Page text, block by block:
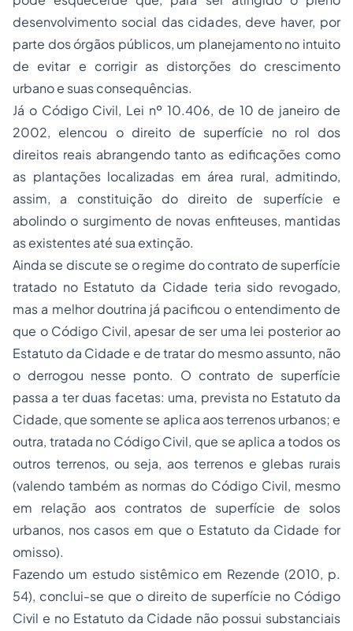
desenvolvimento social das cidades, deve haver, por
parte dos órgãos públicos, um planejamento no intuito
de evitar e corrigir as distorções do crescimento
urbano e suas consequências.
Já o Código Civil, Lei nº 10.406, de 10 de janeiro de
2002, elencou o direito de superfície no rol dos
direitos reais abrangendo tanto as edificações como
as plantações localizadas em área rural, admitindo,
assim, a constituição do direito de superfície e
abolindo o surgimento de novas enfiteuses, mantidas
as existentes até sua extinção.
Ainda se discute se o regime do contrato de superfície
tratado no Estatuto da Cidade teria sido revogado,
mas a melhor doutrina já pacificou o entendimento de
que o Código Civil, apesar de ser uma lei posterior ao
Estatuto da Cidade e de tratar do mesmo assunto, não
o derrogou nesse ponto. O contrato de superfície
passa a ter duas facetas: uma, prevista no Estatuto da
Cidade, que somente se aplica aos terrenos urbanos; e
outra, tratada no Código Civil, que se aplica a todos os
outros terrenos, ou seja, aos terrenos e glebas rurais
(valendo também as normas do Código Civil, mesmo
em relação aos contratos de superfície de solos
urbanos, nos casos em que o Estatuto da Cidade for
omisso).
Fazendo um estudo sistêmico em Rezende (2010, p.
54), conclui-se que o direito de superfície no Código
Civil e no Estatuto da Cidade não possui substanciais